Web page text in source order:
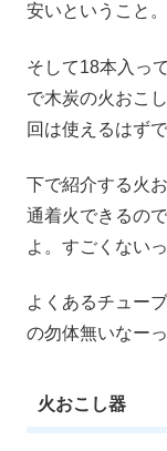
安いということ。
そして18本入っ
で木炭の火おこ
回は使えるはずで
下で紹介する火
通着火できるの
よ。すごくない
よくあるチュー
の勿体無いなー
火おこし器